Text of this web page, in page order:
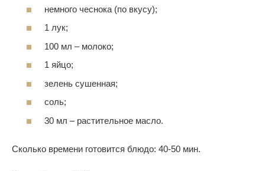
немного чеснока (по вкусу);
1 лук;
100 мл – молоко;
1 яйцо;
зелень сушенная;
соль;
30 мл – растительное масло.
Сколько времени готовится блюдо: 40-50 мин.